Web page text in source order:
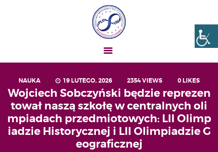
NAUKA 19 LUTEGO, 2026 2354 VIEWS 0 LIKES
Wojciech Sobczyński będzie reprezen
tował naszą szkołę w centralnych oli
mpiadach przedmiotowych: LII Olimp
iadzie Historycznej i LII Olimpiadzie G
eograficznej
Liceum nr VIII Opole
AKTUALNOŚCI
OGŁOSZENIA
UCZEŃ – RODZIC